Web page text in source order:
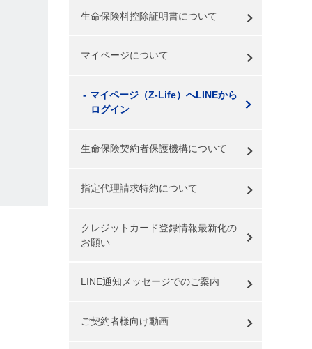
生命保険料控除証明書について
マイページについて
マイページ（Z-Life）へLINEから
ログイン
生命保険契約者保護機構について
指定代理請求特約について
クレジットカード登録情報最新化の
お願い
LINE通知メッセージでのご案内
ご契約者様向け動画